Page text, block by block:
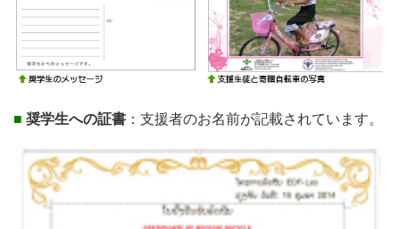
■ 奨学生への証書 ：支援者のお名前が記載されています。